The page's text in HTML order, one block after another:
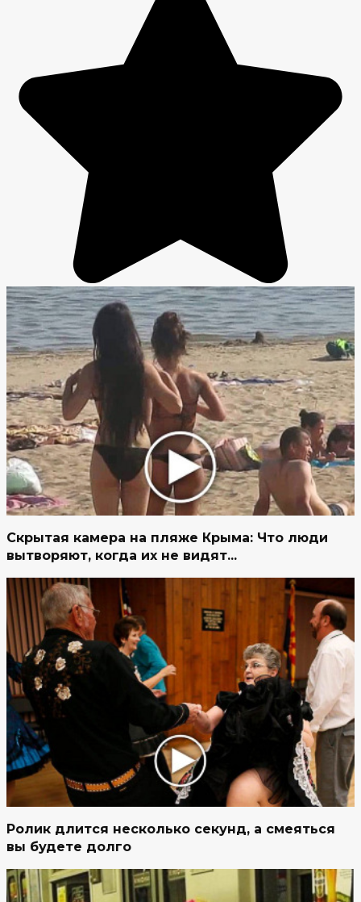
Скрытая камера на пляже Крыма: Что люди
вытворяют, когда их не видят...
Ролик длится несколько секунд, а смеяться
вы будете долго